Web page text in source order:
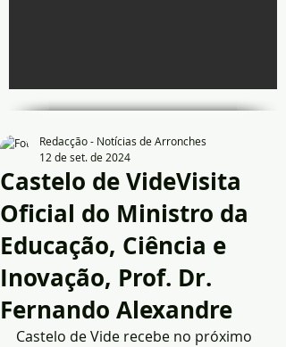
Castelo de VideVisita
Oficial do Ministro da
Educação, Ciência e
Inovação, Prof. Dr.
Fernando Alexandre
Redacção - Notícias de Arronches
12 de set. de 2024
Castelo de Vide recebe no próximo